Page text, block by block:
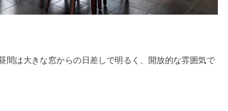
間は大きな窓からの日差しで明るく、開放的な雰囲気で